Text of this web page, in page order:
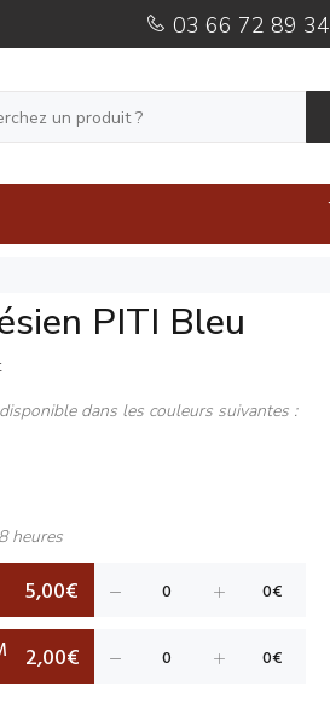
03 66 72 89 34
PITI Bleu
dans les couleurs suivantes :
heures
5,00€
2,00€